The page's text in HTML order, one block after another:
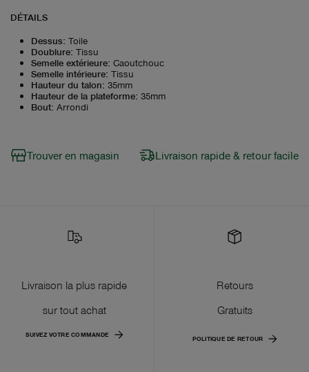
DÉTAILS
Dessus: Toile
Doublure: Tissu
Semelle extérieure: Caoutchouc
Semelle intérieure: Tissu
Hauteur du talon: 35mm
Hauteur de la plateforme: 35mm
Bout: Arrondi
Trouver en magasin Livraison rapide & retour facile
Livraison la plus rapide
sur tout achat
SUIVEZ VOTRE COMMANDE
Retours
Gratuits
POLITIQUE DE RETOUR